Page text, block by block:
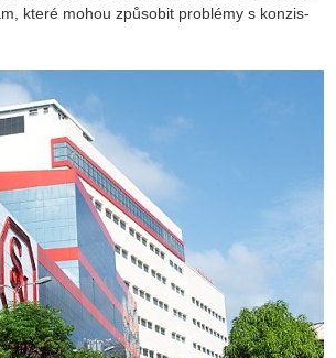
které mohou způ­so­bit pro­blé­my s kon­zis­